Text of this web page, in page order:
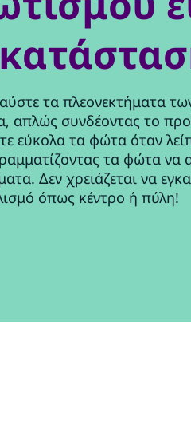
τα πλεονεκτήματα
απλώς συνδέοντας το
εύκολα τα φώτα όταν
τα φώτα να
Δεν χρειάζεται να
όπως κέντρο ή πύλη!